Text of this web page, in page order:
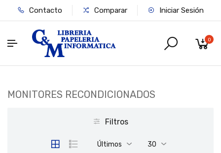
Contacto Comparar Iniciar Sesión
0
MONITORES RECONDICIONADOS
Filtros
Últimos 30